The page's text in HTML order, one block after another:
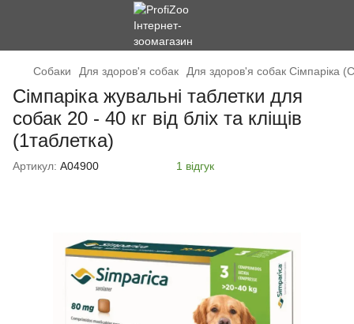
Cобаки Для здоров'я собак Для здоров'я собак Сімпаріка
Сімпаріка жувальні таблетки для
собак 20 - 40 кг від бліх та кліщів
(1таблетка)
Артикул: А04900 1 відгук